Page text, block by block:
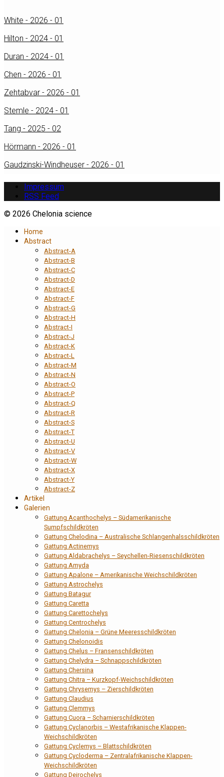
White - 2026 - 01
Hilton - 2024 - 01
Duran - 2024 - 01
Chen - 2026 - 01
Zehtabvar - 2026 - 01
Stemle - 2024 - 01
Tang - 2025 - 02
Hörmann - 2026 - 01
Gaudzinski-Windheuser - 2026 - 01
Impressum
RSS Feed
© 2026 Chelonia science
Home
Abstract
Abstract-A
Abstract-B
Abstract-C
Abstract-D
Abstract-E
Abstract-F
Abstract-G
Abstract-H
Abstract-I
Abstract-J
Abstract-K
Abstract-L
Abstract-M
Abstract-N
Abstract-O
Abstract-P
Abstract-Q
Abstract-R
Abstract-S
Abstract-T
Abstract-U
Abstract-V
Abstract-W
Abstract-X
Abstract-Y
Abstract-Z
Artikel
Galerien
Gattung Acanthochelys – Südamerikanische
Sumpfschildkröten
Gattung Chelodina – Australische Schlangenhalsschildkröten
Gattung Actinemys
Gattung Aldabrachelys – Seychellen-Riesenschildkröten
Gattung Amyda
Gattung Apalone – Amerikanische Weichschildkröten
Gattung Astrochelys
Gattung Batagur
Gattung Caretta
Gattung Carettochelys
Gattung Centrochelys
Gattung Chelonia – Grüne Meeresschildkröten
Gattung Chelonoidis
Gattung Chelus – Fransenschildkröten
Gattung Chelydra – Schnappschildkröten
Gattung Chersina
Gattung Chitra – Kurzkopf-Weichschildkröten
Gattung Chrysemys – Zierschildkröten
Gattung Claudius
Gattung Clemmys
Gattung Cuora – Scharnierschildkröten
Gattung Cyclanorbis – Westafrikanische Klappen-
Weichschildkröten
Gattung Cyclemys – Blattschildkröten
Gattung Cycloderma – Zentralafrikanische Klappen-
Weichschildkröten
Gattung Deirochelys